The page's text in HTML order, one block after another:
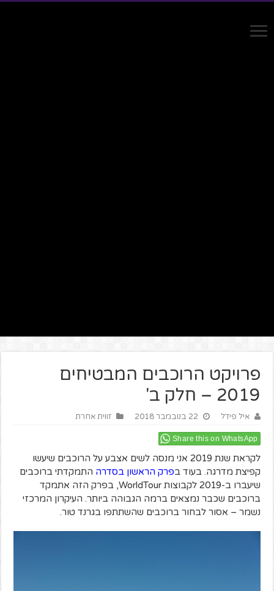
פרויקט הרוכבים המבטיחים
2019 – חלק ב'
איל פידל 22 בנובמבר 2018 זווית אחרת
Share this on WhatsApp
לקראת שנת 2019 אני מנסה לשים אצבע על הרוכבים שיעשו
קפיצת מדרגה. בעוד בפרק הראשון בסדרה התמקדתי ברוכבים
שיעברו ב-2019 לקבוצות WorldTour, בפרק הזה אתמקד
ברוכבים שכבר נמצאים ברמה הגבוהה ביותר. העיקרון המרכזי
נשמר – אסור לבחור ברוכבים שהשתתפו בגרנד טור.